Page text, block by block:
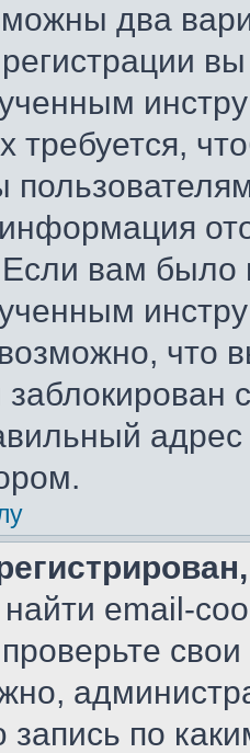
два
требуется,
Если вам
что
адрес
email-
запись по